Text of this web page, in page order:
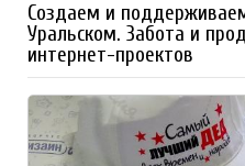
Создаем и
Уральском. Забота и
интернет-проектов